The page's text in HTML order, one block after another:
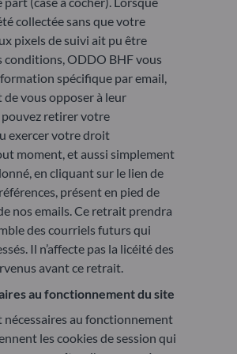
collectée sans que votre
pixels de suivi ait pu être
conditions, ODDO BHF vous
spécifique par email,
vous opposer à leur
retirer votre
exercer votre droit
moment, et aussi simplement
en cliquant sur le lien de
présent en pied de
nos emails. Ce retrait prendra
des courriels futurs qui
Il n’affecte pas la licéité des
avant ce retrait.
au fonctionnement du site
nécessaires au fonctionnement
les cookies de session qui